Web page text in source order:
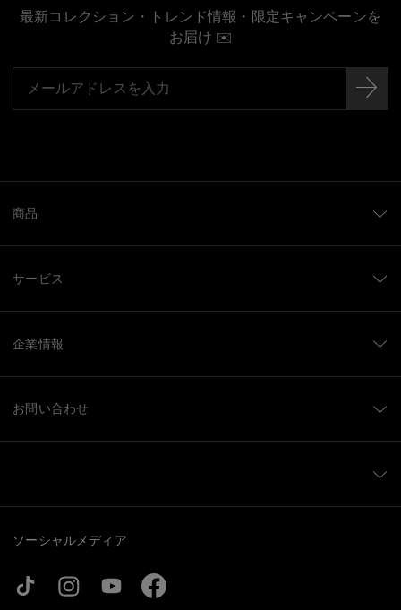
最新コレクション・トレンド情報・限定キャンペーンを
お届け ✉️
商品
サービス
企業情報
お問い合わせ
ソーシャルメディア